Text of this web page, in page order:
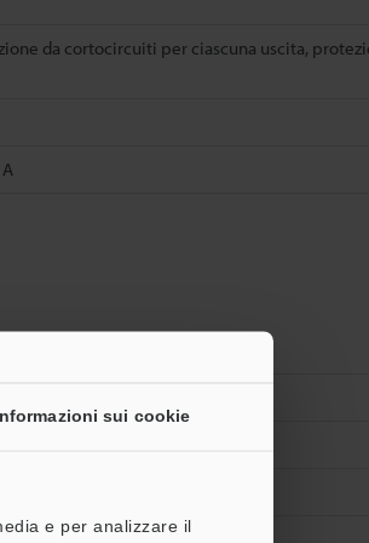
sui cookie
e per analizzare il
da cortocircuiti per ciascuna uscita,